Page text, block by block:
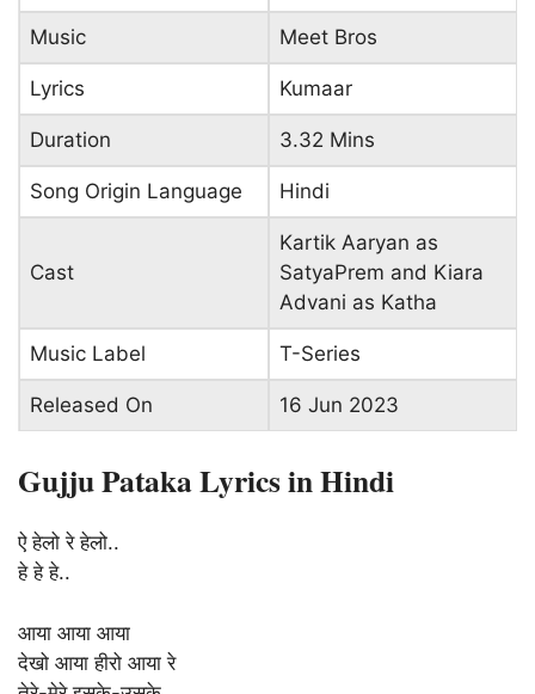
Music Meet Bros
Lyrics Kumaar
Duration 3.32 Mins
Song Origin Language Hindi
Cast
Kartik Aaryan as
SatyaPrem and Kiara
Advani as Katha
Music Label T-Series
Released On 16 Jun 2023
Gujju Pataka Lyrics in Hindi
ऐ हेलो रे हेलो..
हे हे हे..
आया आया आया
देखो आया हीरो आया रे